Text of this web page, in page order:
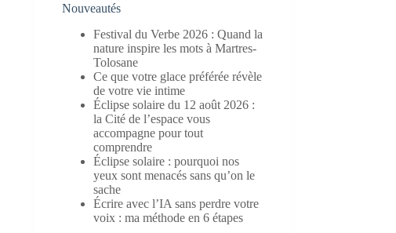
Nouveautés
Festival du Verbe 2026 : Quand la
nature inspire les mots à Martres-
Tolosane
Ce que votre glace préférée révèle
de votre vie intime
Éclipse solaire du 12 août 2026 :
la Cité de l’espace vous
accompagne pour tout
comprendre
Éclipse solaire : pourquoi nos
yeux sont menacés sans qu’on le
sache
Écrire avec l’IA sans perdre votre
voix : ma méthode en 6 étapes